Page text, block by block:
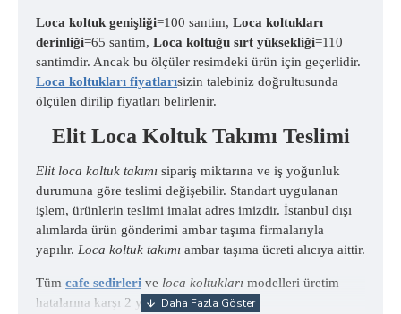
Loca koltuk genişliği=100 santim, Loca koltukları
derinliği=65 santim, Loca koltuğu sırt yüksekliği=110
santimdir. Ancak bu ölçüler resimdeki ürün için geçerlidir.
Loca koltukları fiyatlarısizin talebiniz doğrultusunda
ölçülen dirilip fiyatları belirlenir.
Elit Loca Koltuk Takımı Teslimi
Elit loca koltuk takımı sipariş miktarına ve iş yoğunluk
durumuna göre teslimi değişebilir. Standart uygulanan
işlem, ürünlerin teslimi imalat adres imizdir. İstanbul dışı
alımlarda ürün gönderimi ambar taşıma firmalarıyla
yapılır. Loca koltuk takımı ambar taşıma ücreti alıcıya aittir.
Tüm cafe sedirleri ve loca koltukları modelleri üretim
hatalarına karşı 2 yıl garantilidir.